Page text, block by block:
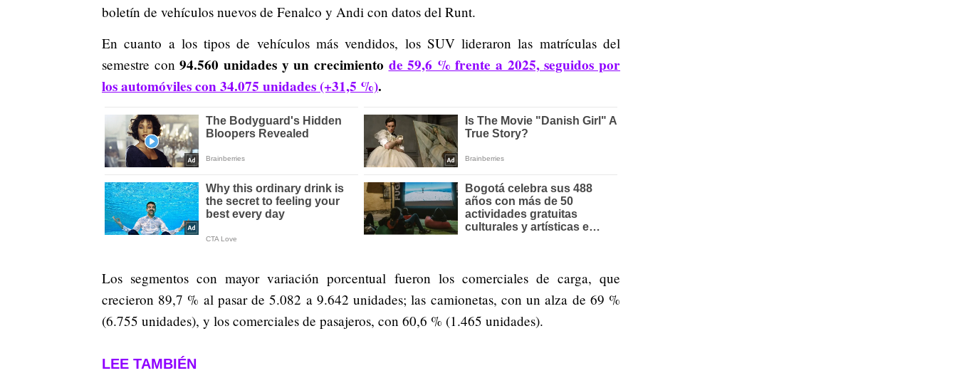
boletín de vehículos nuevos de Fenalco y Andi con datos del Runt.
En cuanto a los tipos de vehículos más vendidos, los SUV lideraron las matrículas del
semestre con94.560 unidades y un crecimiento de 59,6 % frente a 2025, seguidos por
los automóviles con 34.075 unidades (+31,5 %).
Los segmentos con mayor variación porcentual fueron los comerciales de carga, que
crecieron 89,7 % al pasar de 5.082 a 9.642 unidades; las camionetas, con un alza de 69 %
(6.755 unidades), y los comerciales de pasajeros, con 60,6 % (1.465 unidades).
LEE TAMBIÉN